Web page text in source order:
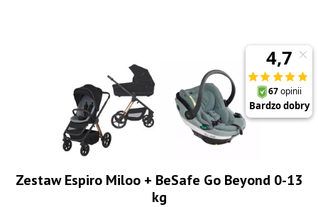
Zestaw Espiro Miloo + BeSafe Go Beyond 0-13
kg